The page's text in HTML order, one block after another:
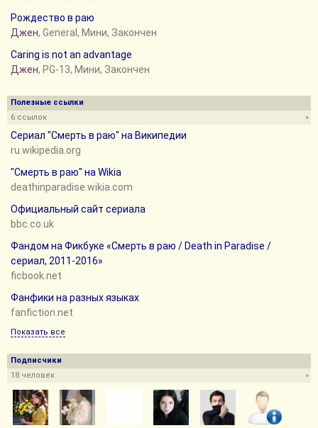
Рождество в раю
Джен, General, Мини, Закончен
Caring is not an advantage
Джен, PG-13, Мини, Закончен
Полезные ссылки
6 ссылок
»
Сериал "Смерть в раю" на Википедии
ru.wikipedia.org
"Смерть в раю" на Wikia
deathinparadise.wikia.com
Официальный сайт сериала
bbc.co.uk
Фандом на Фикбуке «Смерть в раю / Death in Paradise /
сериал, 2011-2016»
ficbook.net
Фанфики на разных языках
fanfiction.net
Показать все
Подписчики
18 человек
»